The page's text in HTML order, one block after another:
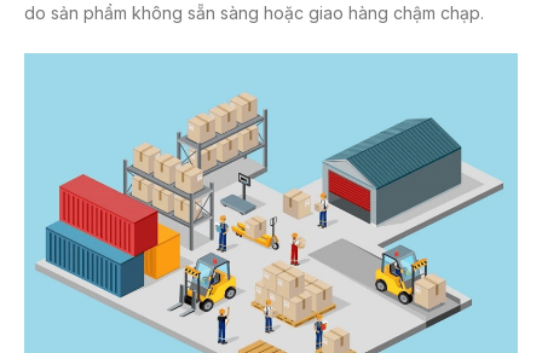
do sản phẩm không sẵn sàng hoặc giao hàng chậm chạp.